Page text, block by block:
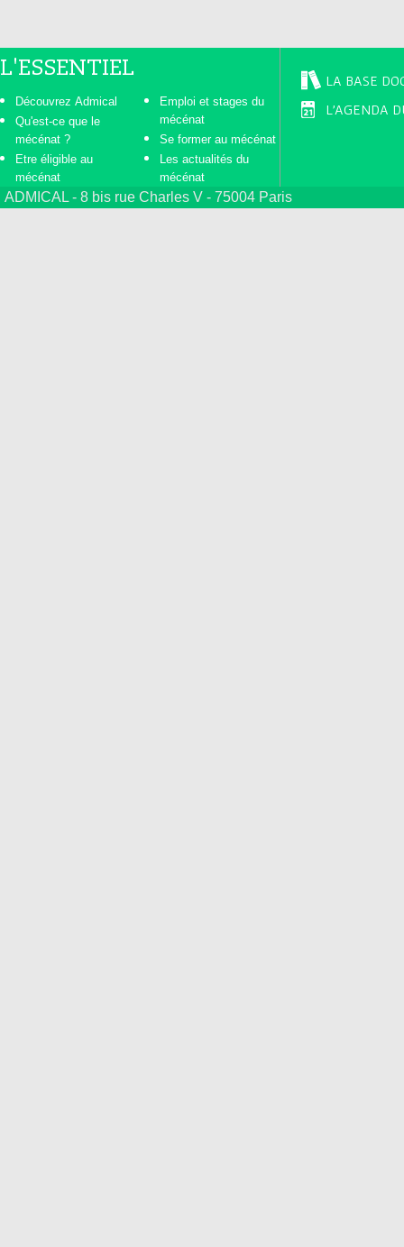
L'ESSENTIEL
Découvrez Admical
Qu'est-ce que le
mécénat ?
Etre éligible au
mécénat
Emploi et stages du
mécénat
Se former au mécénat
Les actualités du
mécénat
LA BASE
L'AGENDA
ADMICAL - 8 bis rue Charles V - 75004 Paris